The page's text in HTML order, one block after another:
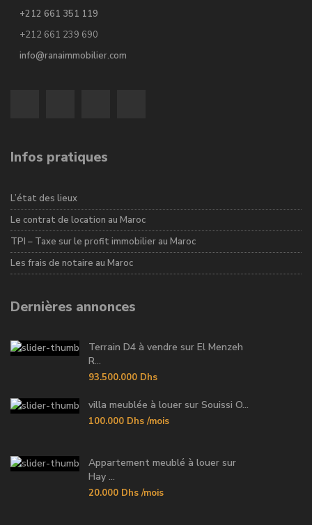
+212 661 351 119
+212 661 239 690
info@ranaimmobilier.com
Infos pratiques
L’état des lieux
Le contrat de location au Maroc
TPI – Taxe sur le profit immobilier au Maroc
Les frais de notaire au Maroc
Dernières annonces
Terrain D4 à vendre sur El Menzeh
R...
93.500.000 Dhs
villa meublée à louer sur Souissi O...
100.000 Dhs /mois
Appartement meublé à louer sur
Hay ...
20.000 Dhs /mois